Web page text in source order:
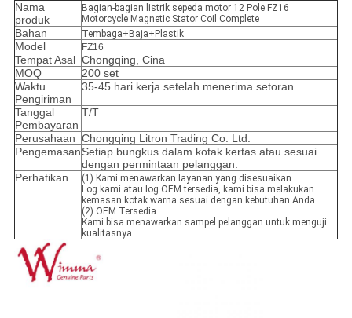
Nama
produk
Bagian-bagian listrik sepeda motor 12 Pole FZ16
Motorcycle Magnetic Stator Coil Complete
Bahan Tembaga+Baja+Plastik
Model FZ16
Tempat Asal Chongqing, Cina
MOQ
200 set
Waktu
Pengiriman
35-45 hari kerja setelah menerima setoran
Tanggal
Pembayaran
T/T
Perusahaan Chongqing Litron Trading Co. Ltd.
PengemasanSetiap bungkus dalam kotak kertas atau sesuai
dengan permintaan pelanggan.
Perhatikan
(1) Kami menawarkan layanan yang disesuaikan.
Log kami atau log OEM tersedia, kami bisa melakukan
kemasan kotak warna sesuai dengan kebutuhan Anda.
(2) OEM Tersedia
Kami bisa menawarkan sampel pelanggan untuk menguji
kualitasnya.